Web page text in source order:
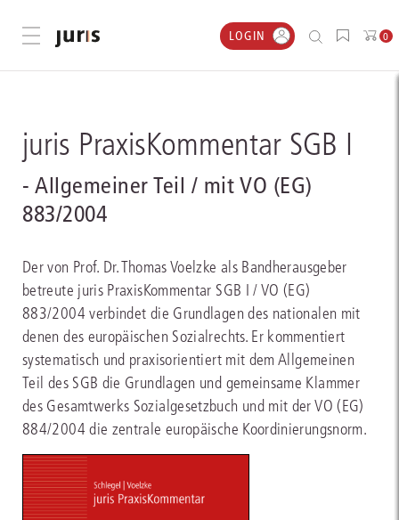
Menü öffnen LOGIN 0
juris PraxisKommentar SGB I
- Allgemeiner Teil / mit VO (EG)
883/2004
Der von Prof. Dr. Thomas Voelzke als Bandherausgeber
betreute juris PraxisKommentar SGB I / VO (EG)
883/2004 verbindet die Grundlagen des nationalen mit
denen des europäischen Sozialrechts. Er kommentiert
systematisch und praxisorientiert mit dem Allgemeinen
Teil des SGB die Grundlagen und gemeinsame Klammer
des Gesamtwerks Sozialgesetzbuch und mit der VO (EG)
884/2004 die zentrale europäische Koordinierungsnorm.